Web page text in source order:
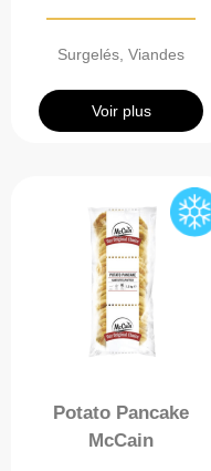
Surgelés, Viandes
Voir plus
Potato Pancake
McCain